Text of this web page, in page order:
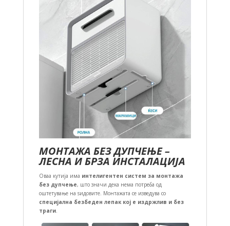
МОНТАЖА БЕЗ ДУПЧЕЊЕ –
ЛЕСНА И БРЗА ИНСТАЛАЦИЈА
Оваа кутија има интелигентен систем за монтажа
без дупчење, што значи дека нема потреба од
оштетување на ѕидовите. Монтажата се изведува со
специјална безбеден лепак кој е издржлив и без
траги.